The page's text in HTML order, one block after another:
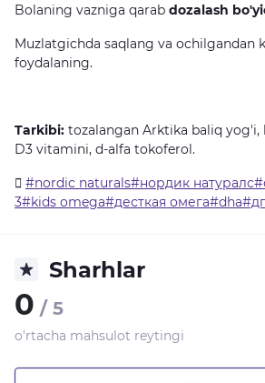
Bolaning vazniga qarab dozalash
Muzlatgichda saqlang va ochilgandan
foydalaning.
Tarkibi: tozalangan Arktika baliq yog'i,
D3 vitamini, d-alfa tokoferol.
#nordic naturals#нордик
3#kids omega#десткая
Sharhlar
0 / 5
o'rtacha mahsulot reytingi